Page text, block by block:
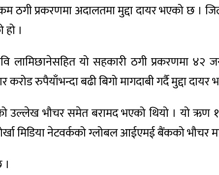
ठगी प्रकरणमा अदालतमा मुद्दा दायर भएको छ ।
।
रवि लामिछानेसहित यो सहकारी ठगी प्रकरणमा
करोड रुपैयाँभन्दा बढी बिगो मागदाबी गर्दै मुद्दा
उल्लेख भौचर समेत बरामद भएको थियो । यो
मिडिया नेटवर्कको ग्लोबल आईएमई बैंकको भौचर